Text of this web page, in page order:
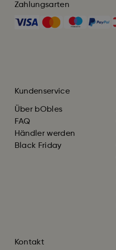
Zahlungsarten
Kundenservice
Über bObles
FAQ
Händler werden
Black Friday
Kontakt